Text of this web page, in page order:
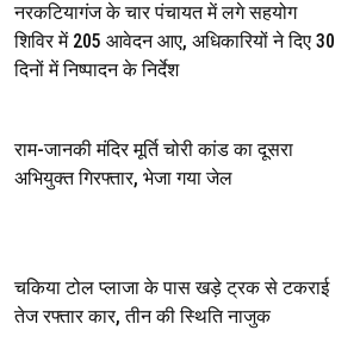
नरकटियागंज के चार पंचायत में लगे सहयोग
शिविर में 205 आवेदन आए, अधिकारियों ने दिए 30
दिनों में निष्पादन के निर्देश
राम-जानकी मंदिर मूर्ति चोरी कांड का दूसरा
अभियुक्त गिरफ्तार, भेजा गया जेल
चकिया टोल प्लाजा के पास खड़े ट्रक से टकराई
तेज रफ्तार कार, तीन की स्थिति नाजुक